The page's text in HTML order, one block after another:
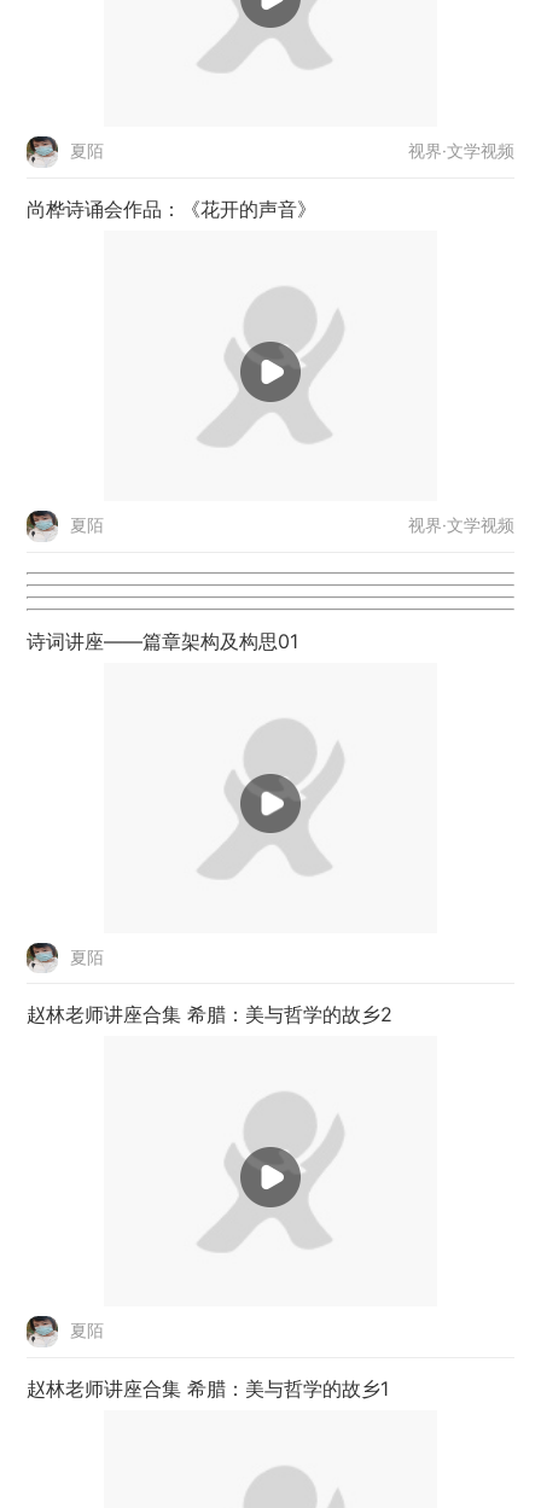
夏陌 视界·文学视频
尚桦诗诵会作品：《花开的声音》
夏陌 视界·文学视频
诗词讲座——篇章架构及构思01
夏陌
赵林老师讲座合集 希腊：美与哲学的故乡2
夏陌
赵林老师讲座合集 希腊：美与哲学的故乡1